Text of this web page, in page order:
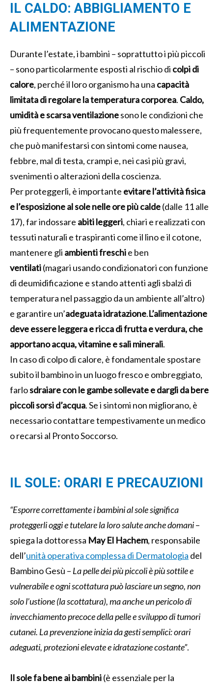
IL CALDO: ABBIGLIAMENTO E
ALIMENTAZIONE
Durante l’estate, i bambini – soprattutto i più piccoli
– sono particolarmente esposti al rischio di colpi di
calore, perché il loro organismo ha una capacità
limitata di regolare la temperatura corporea. Caldo,
umidità e scarsa ventilazionesono le condizioni che
più frequentemente provocano questo malessere,
che può manifestarsi con sintomi come nausea,
febbre, mal di testa, crampi e, nei casi più gravi,
svenimenti o alterazioni della coscienza.
Per proteggerli, è importante evitare l’attività fisica
e l’esposizione al sole nelle ore più calde(dalle 11 alle
17), far indossare abiti leggeri, chiari e realizzati con
tessuti naturali e traspiranti come il lino e il cotone,
mantenere gli ambienti freschie ben
ventilati(magari usando condizionatori con funzione
di deumidificazione e stando attenti agli sbalzi di
temperatura nel passaggio da un ambiente all’altro)
e garantire un’adeguata idratazione.L’alimentazione
deve essere leggera e ricca di frutta e verdura, che
apportano acqua, vitamine e sali minerali.
In caso di colpo di calore, è fondamentale spostare
subito il bambino in un luogo fresco e ombreggiato,
farlosdraiare con le gambe sollevate e dargli da bere
piccoli sorsi d’acqua. Se i sintomi non migliorano, è
necessario contattare tempestivamente un medico
o recarsi al Pronto Soccorso.
IL SOLE: ORARI E PRECAUZIONI
“Esporre correttamente i bambini al sole significa
proteggerli oggi e tutelare la loro salute anche domani–
spiega la dottoressa May El Hachem, responsabile
dell’unità operativa complessa di Dermatologia del
Bambino Gesù – La pelle dei più piccoli è più sottile e
vulnerabile e ogni scottatura può lasciare un segno, non
solo l’ustione (la scottatura), ma anche un pericolo di
invecchiamento precoce della pelle e sviluppo di tumori
cutanei. La prevenzione inizia da gesti semplici: orari
adeguati, protezioni elevate e idratazione costante”.
Il sole fa bene ai bambini(è essenziale per la